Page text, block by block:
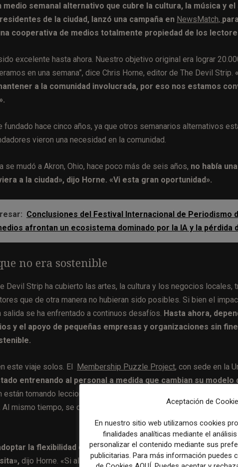
medio semanal alternativo que cubre la cultura, la música y
de la ciudad, lanzó una campaña en NewsMatch, para
cooperativa de medios totalmente propiedad de los
excelente hasta ahora. Nuestro objetivo original era lograr
en una semana”, dice Chris Horne, editor de The Devil Strip.
a la comunidad involucrada, por eso nos estamos
fundado hace cinco años, ya que otros semanarios alternativos
vieron una necesidad en la comunidad.
se mudó a Akron, Ohio, hace poco más de seis años, no había
a la ciudad», dijo Horne. «Vi esta gran oportunidad».
Conclusiones del Festival Internacional de Periodismo
afrontan un ecosistema dominado por la IA y la pérdida
no era sostenible
Devil Strip ha cubierto las artes, la cultura y los negocios locales,
que de otra manera no hubieran sido posibles. Si bien el
salida se ha enfrentado a continuos desafíos. Hasta ahora,
y el apoyo de pequeñas empresas y organizaciones sin
este viaje solos. El Membership Puzzle Project, con sede en la
entrenando al personal a medida que cambian su modelo
están tomando lecciones de
. Al mismo tiempo, se dieron cuenta de que para tener éxito no
la flexibilidad de la cooperativa para que coincida con
dijo Horne. «Si alguien estableciera una cooperativa local de
Aceptación de
En nuestro sitio web utilizamos cookies
finalidades analíticas mediante el
personalizar el contenido mediante sus
publicitarias. Para más información puedes